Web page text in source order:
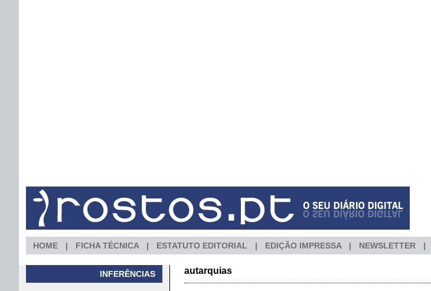
HOME FICHA TÉCNICA ESTATUTO EDITORIAL EDIÇÃO IMPRESSA NEWSLETTER
INFERÊNCIAS autarquias